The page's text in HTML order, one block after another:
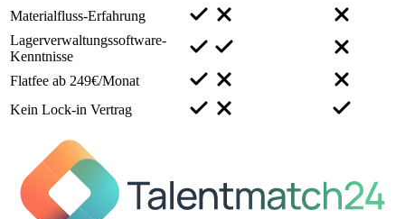
Materialfluss-Erfahrung
Lagerverwaltungssoftware-
Kenntnisse
Flatfee ab 249€/Monat
Kein Lock-in Vertrag